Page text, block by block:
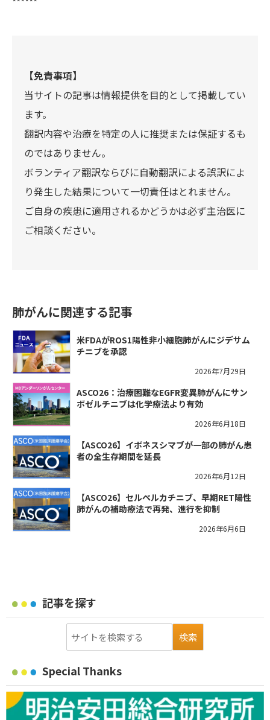
【免責事項】
当サイトの記事は情報提供を目的として掲載してい
ます。
翻訳内容や治療を特定の人に推奨または保証するも
のではありません。
ボランティア翻訳ならびに自動翻訳による誤訳によ
り発生した結果について一切責任はとれません。
ご自身の疾患に適用されるかどうかは必ず主治医に
ご相談ください。
肺がんに関連する記事
米FDAがROS1陽性非小細胞肺がんにジデサム
チニブを承認
2026年7月29日
ASCO26：治療困難なEGFR変異肺がんにサン
ボゼルチニブは化学療法より有効
2026年6月18日
【ASCO26】イボネスシマブが一部の肺がん患
者の全生存期間を延長
2026年6月12日
【ASCO26】セルペルカチニブ、早期RET陽性
肺がんの補助療法で再発、進行を抑制
2026年6月6日
記事を探す
Special Thanks